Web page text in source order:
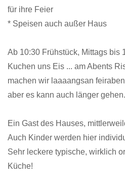
für ihre Feier
* Speisen auch außer Haus
Ab 10:30 Frühstück, Mittags bis
Kuchen uns Eis ... am Abents
machen wir laaaangsan
aber es kann auch länger
Ein Gast des Hauses,
Auch Kinder werden hier
Sehr leckere typische, wirklich
Küche!